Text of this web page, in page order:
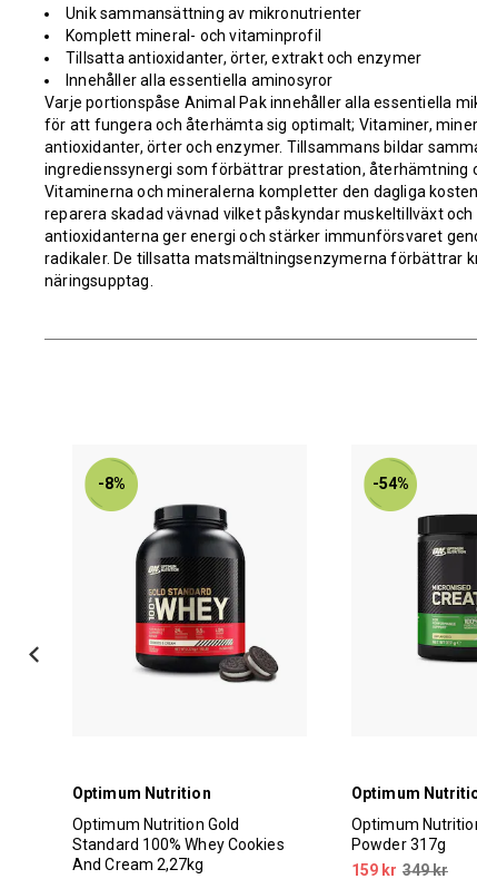
Unik sammansättning av mikronutrienter
Komplett mineral- och vitaminprofil
Tillsatta antioxidanter, örter, extrakt och enzymer
Innehåller alla essentiella aminosyror
Varje portionspåse Animal Pak innehåller alla essentiella
för att fungera och återhämta sig optimalt; Vitaminer,
antioxidanter, örter och enzymer. Tillsammans bildar
ingredienssynergi som förbättrar prestation, återhämtning
Vitaminerna och mineralerna kompletter den dagliga
reparera skadad vävnad vilket påskyndar muskeltillväxt
antioxidanterna ger energi och stärker immunförsvaret
radikaler. De tillsatta matsmältningsenzymerna förbättrar
näringsupptag.
-8%
Optimum Nutrition
Optimum Nutrition Gold
Standard 100% Whey Cookies
And Cream 2,27kg
-54%
Optimum
Optimum
Powder 317g
159 kr 349 kr